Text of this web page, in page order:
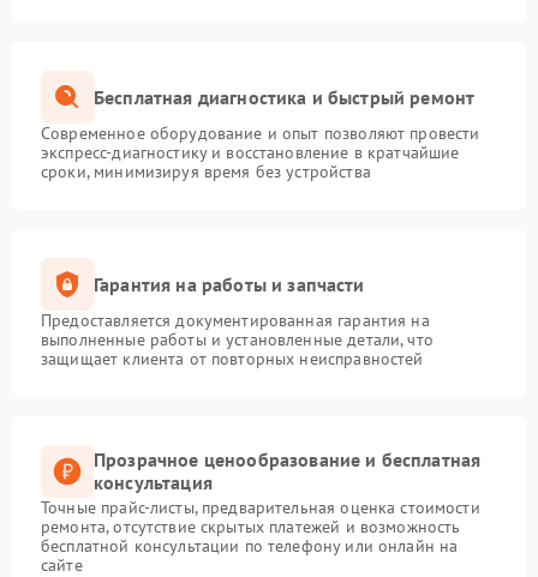
Бесплатная диагностика и быстрый ремонт
Современное оборудование и опыт позволяют провести
экспресс-диагностику и восстановление в кратчайшие
сроки, минимизируя время без устройства
Гарантия на работы и запчасти
Предоставляется документированная гарантия на
выполненные работы и установленные детали, что
защищает клиента от повторных неисправностей
Прозрачное ценообразование и бесплатная
консультация
Точные прайс-листы, предварительная оценка стоимости
ремонта, отсутствие скрытых платежей и возможность
бесплатной консультации по телефону или онлайн на
сайте